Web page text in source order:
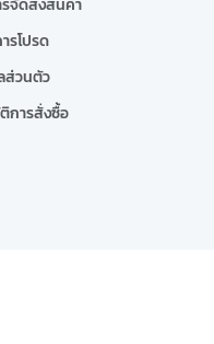
รโปรด
ส่วนตัว
การสั่งซื้อ